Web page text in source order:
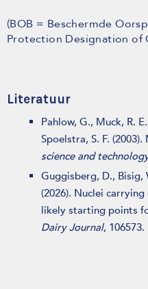
(BOB = Beschermde
Protection Designation of
Literatuur
Pahlow, G., Muck, R.
Spoelstra, S. F.
science and
Guggisberg, D., Bisig,
(2026). Nuclei
likely starting points
Dairy Journal, 106573.